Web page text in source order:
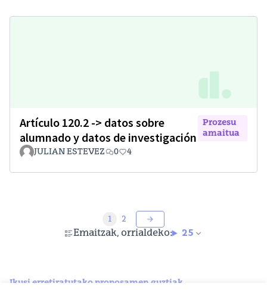
Artículo 120.2 -> datos sobre
alumnado y datos de investigación
Prozesu
amaitua
JULIAN ESTEVEZ 0 4
Emaitzak, orrialdeko: 25
1 2
Ikusi erretiratutako proposamen guztiak